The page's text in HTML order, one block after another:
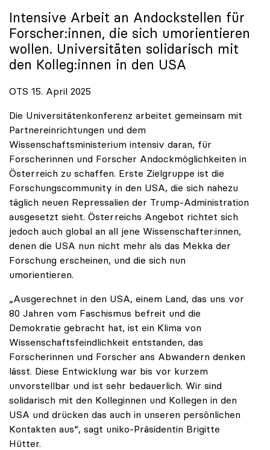
Intensive Arbeit an Andockstellen für
Forscher:innen, die sich umorientieren
wollen. Universitäten solidarisch mit
den Kolleg:innen in den USA
OTS 15. April 2025
Die Universitätenkonferenz arbeitet gemeinsam mit
Partnereinrichtungen und dem
Wissenschaftsministerium intensiv daran, für
Forscherinnen und Forscher Andockmöglichkeiten in
Österreich zu schaffen. Erste Zielgruppe ist die
Forschungscommunity in den USA, die sich nahezu
täglich neuen Repressalien der Trump-Administration
ausgesetzt sieht. Österreichs Angebot richtet sich
jedoch auch global an all jene Wissenschafter:innen,
denen die USA nun nicht mehr als das Mekka der
Forschung erscheinen, und die sich nun
umorientieren.
„Ausgerechnet in den USA, einem Land, das uns vor
80 Jahren vom Faschismus befreit und die
Demokratie gebracht hat, ist ein Klima von
Wissenschaftsfeindlichkeit entstanden, das
Forscherinnen und Forscher ans Abwandern denken
lässt. Diese Entwicklung war bis vor kurzem
unvorstellbar und ist sehr bedauerlich. Wir sind
solidarisch mit den Kolleginnen und Kollegen in den
USA und drücken das auch in unseren persönlichen
Kontakten aus“, sagt uniko-Präsidentin Brigitte
Hütter.